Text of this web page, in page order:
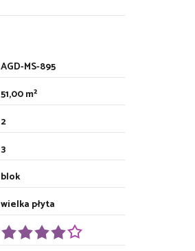
AGD-MS-895
51,00 m²
2
3
blok
wielka płyta